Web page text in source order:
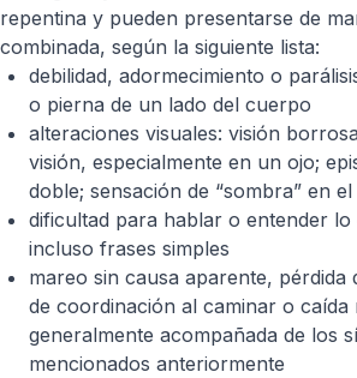
repentina y pueden presentarse de
combinada, según la siguiente lista:
debilidad, adormecimiento o
o pierna de un lado del cuerpo
alteraciones visuales: visión
visión, especialmente en un ojo;
doble; sensación de “sombra” en
dificultad para hablar o entender
incluso frases simples
mareo sin causa aparente, pérdida
de coordinación al caminar o caída
generalmente acompañada de los
mencionados anteriormente